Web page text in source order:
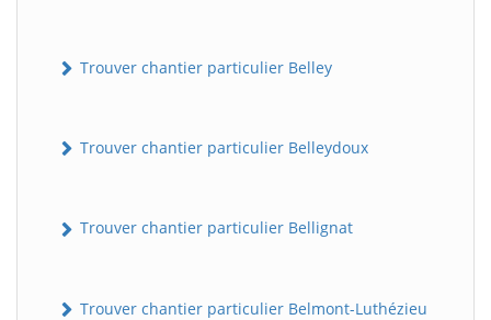
Trouver chantier particulier Belley
Trouver chantier particulier Belleydoux
Trouver chantier particulier Bellignat
Trouver chantier particulier Belmont-Luthézieu